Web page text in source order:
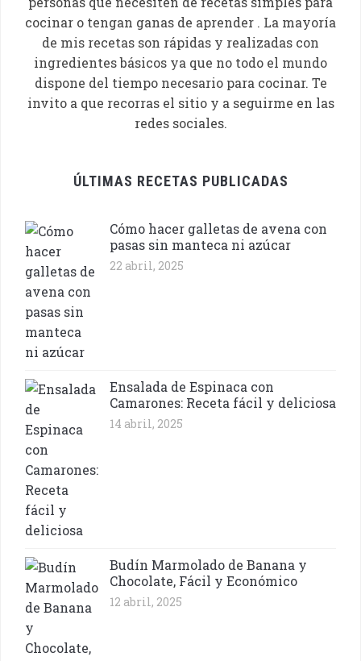
cocinar o tengan ganas de aprender . La mayoría
de mis recetas son rápidas y realizadas con
ingredientes básicos ya que no todo el mundo
dispone del tiempo necesario para cocinar. Te
invito a que recorras el sitio y a seguirme en las
redes sociales.
ÚLTIMAS RECETAS PUBLICADAS
Cómo hacer galletas de avena con
pasas sin manteca ni azúcar
22 abril, 2025
Ensalada de Espinaca con
Camarones: Receta fácil y deliciosa
14 abril, 2025
Budín Marmolado de Banana y
Chocolate, Fácil y Económico
12 abril, 2025